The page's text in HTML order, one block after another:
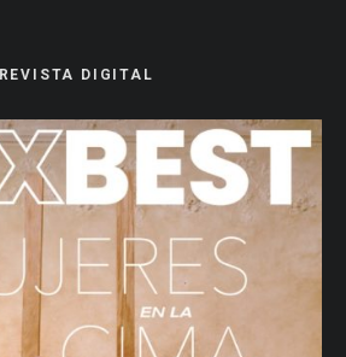
REVISTA DIGITAL